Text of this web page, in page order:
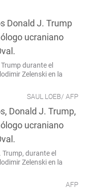
durante el
Zelenski en la
SAUL LOEB/ AFP
durante el
Zelenski en la
AFP